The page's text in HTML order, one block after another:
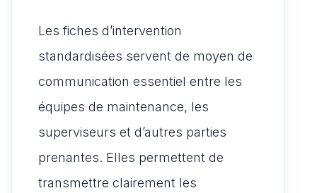
Les fiches d’intervention
standardisées servent de moyen de
communication essentiel entre les
équipes de maintenance, les
superviseurs et d’autres parties
prenantes. Elles permettent de
transmettre clairement les